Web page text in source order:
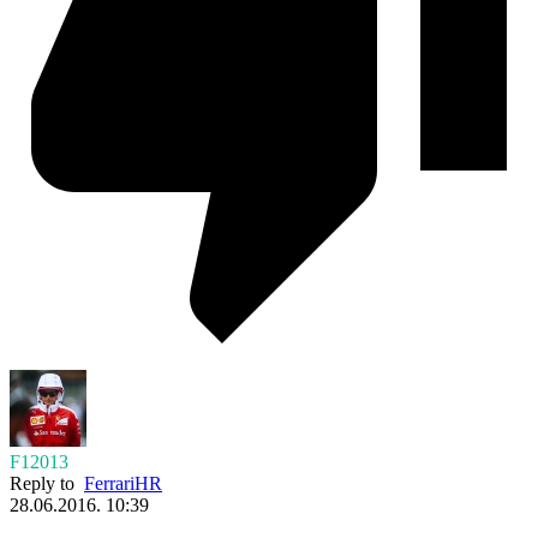
F12013
Reply to FerrariHR
28.06.2016. 10:39